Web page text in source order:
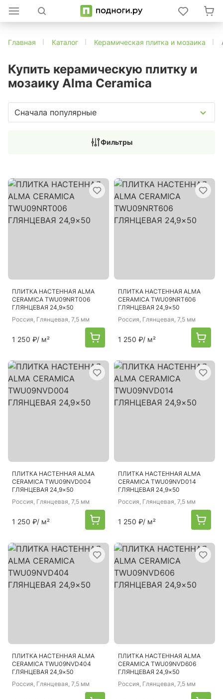
Главная Каталог Керамическая плитка и мозаика
Купить керамическую плитку и
мозаику Alma Ceramica
Сначала популярные
Фильтры
ПЛИТКА НАСТЕННАЯ ALMA
CERAMICA TWU09NRT006
ГЛЯНЦЕВАЯ 24,9×50
Россия, Глянцевая, 7,5 мм
1 250 ₽/ м²
ПЛИТКА НАСТЕННАЯ ALMA
CERAMICA TWU09NRT606
ГЛЯНЦЕВАЯ 24,9×50
Россия, Глянцевая, 7,5 мм
1 250 ₽/ м²
ПЛИТКА НАСТЕННАЯ ALMA
CERAMICA TWU09NVD004
ГЛЯНЦЕВАЯ 24,9×50
Россия, Глянцевая, 7,5 мм
1 250 ₽/ м²
ПЛИТКА НАСТЕННАЯ ALMA
CERAMICA TWU09NVD014
ГЛЯНЦЕВАЯ 24,9×50
Россия, Глянцевая, 7,5 мм
1 250 ₽/ м²
ПЛИТКА НАСТЕННАЯ ALMA
CERAMICA TWU09NVD404
ГЛЯНЦЕВАЯ 24,9×50
Россия, Глянцевая, 7,5 мм
ПЛИТКА НАСТЕННАЯ ALMA
CERAMICA TWU09NVD606
ГЛЯНЦЕВАЯ 24,9×50
Россия, Глянцевая, 7,5 мм